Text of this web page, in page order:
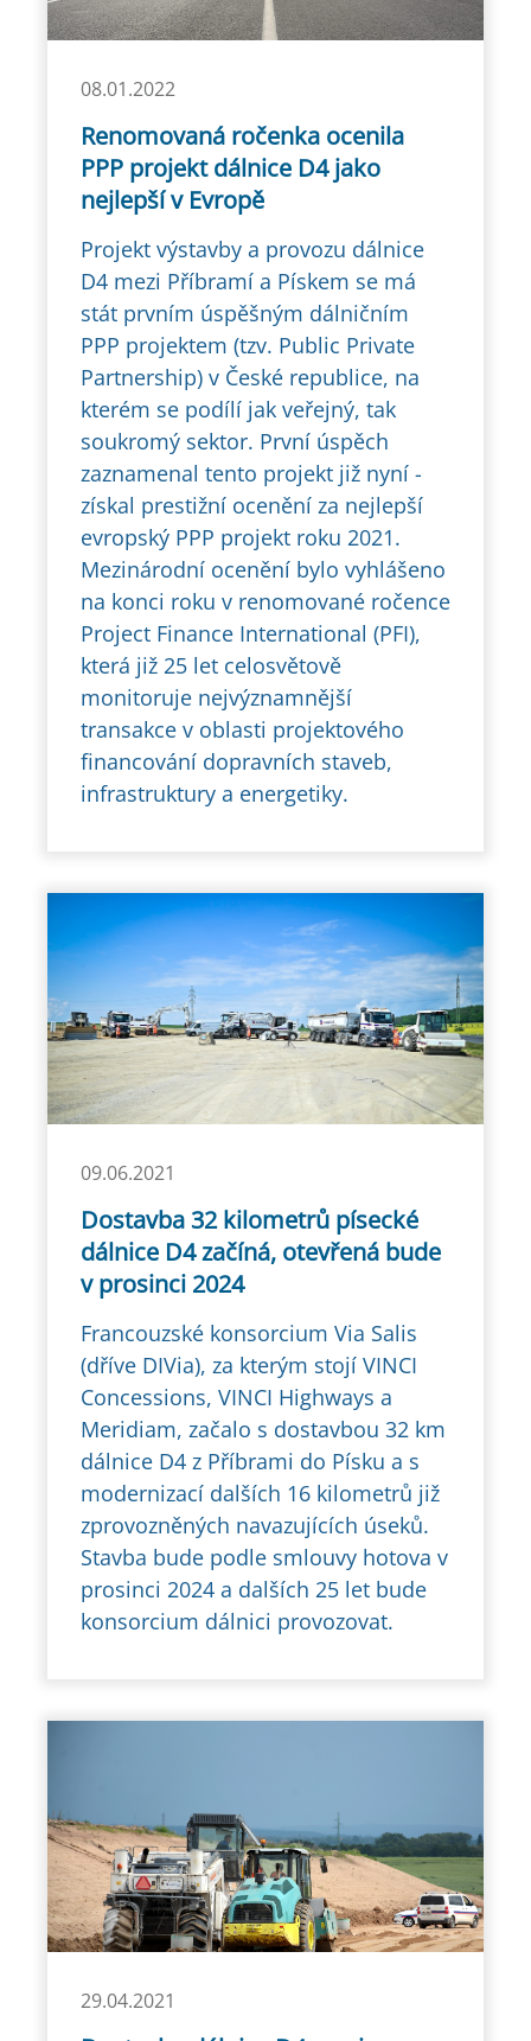
08.01.2022
Renomovaná ročenka ocenila
PPP projekt dálnice D4 jako
nejlepší v Evropě
Projekt výstavby a provozu dálnice
D4 mezi Příbramí a Pískem se má
stát prvním úspěšným dálničním
PPP projektem (tzv. Public Private
Partnership) v České republice, na
kterém se podílí jak veřejný, tak
soukromý sektor. První úspěch
zaznamenal tento projekt již nyní -
získal prestižní ocenění za nejlepší
evropský PPP projekt roku 2021.
Mezinárodní ocenění bylo vyhlášeno
na konci roku v renomované ročence
Project Finance International (PFI),
která již 25 let celosvětově
monitoruje nejvýznamnější
transakce v oblasti projektového
financování dopravních staveb,
infrastruktury a energetiky.
09.06.2021
Dostavba 32 kilometrů písecké
dálnice D4 začíná, otevřená bude
v prosinci 2024
Francouzské konsorcium Via Salis
(dříve DIVia), za kterým stojí VINCI
Concessions, VINCI Highways a
Meridiam, začalo s dostavbou 32 km
dálnice D4 z Příbrami do Písku a s
modernizací dalších 16 kilometrů již
zprovozněných navazujících úseků.
Stavba bude podle smlouvy hotova v
prosinci 2024 a dalších 25 let bude
konsorcium dálnici provozovat.
29.04.2021